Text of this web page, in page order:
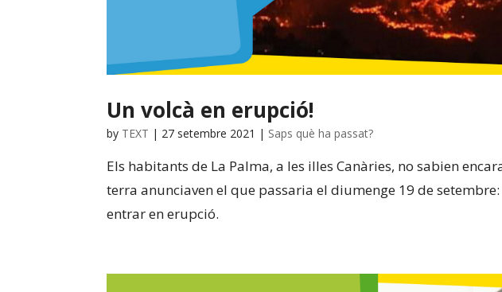
Un volcà en erupció!
by TEXT | 27 setembre 2021 | Saps què ha passat?
Els habitants de La Palma, a les illes Canàries, no sabien
terra anunciaven el que passaria el diumenge 19 de
entrar en erupció.